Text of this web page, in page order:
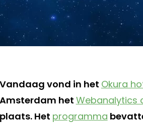
Vandaag vond in het Okura
Amsterdam het Webanalytics
plaats. Het programma